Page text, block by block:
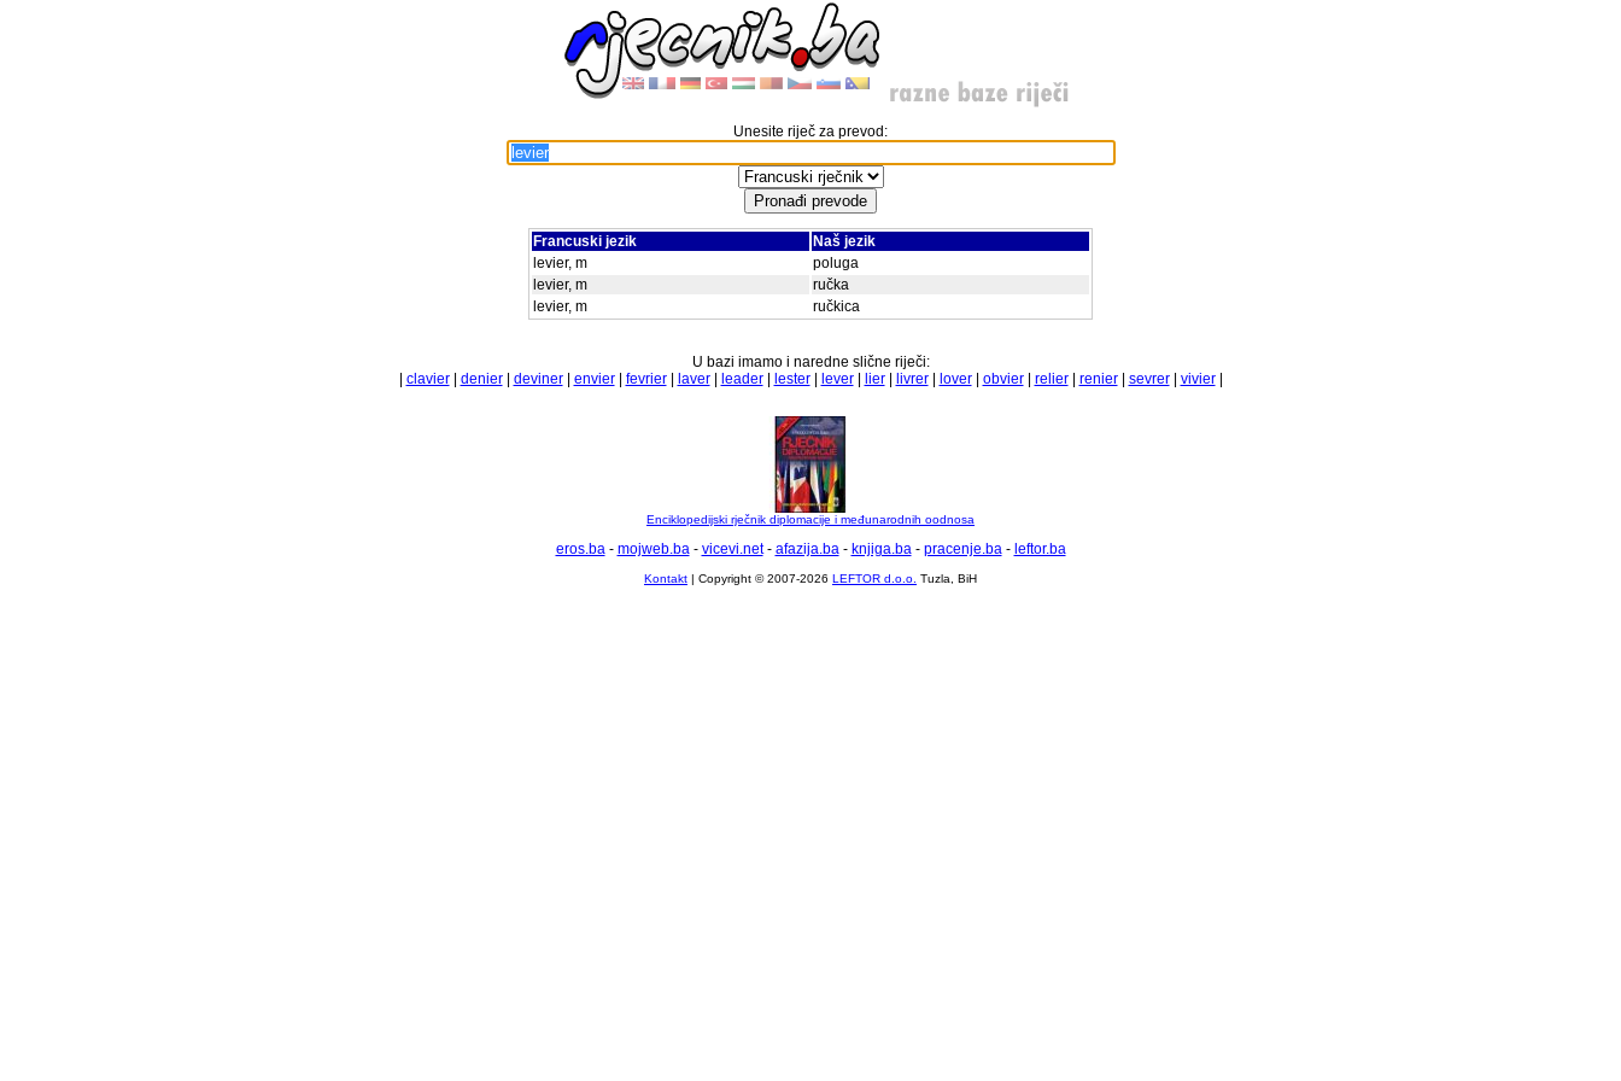
Unesite riječ za prevod:
Francuski jezik
Naš jezik
levier, m
poluga
levier, m
ručka
levier, m
ručkica
U bazi imamo i naredne slične riječi:
clavier| denier| deviner| envier| fevrier| laver| leader| lester| lever| lier| livrer| lover| obvier| relier| renier| sevrer| vivier|
Enciklopedijski rječnik diplomacije i međunarodnih oodnosa
eros.ba- mojweb.ba- vicevi.net- afazija.ba- knjiga.ba- pracenje.ba- leftor.ba
Kontakt | Copyright © 2007-2026 LEFTOR d.o.o. Tuzla, BiH